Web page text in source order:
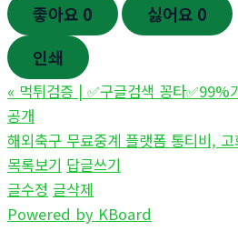
좋아요 0 싫어요 0
인쇄
« 먹튀검증 | ✅구글검색 꽁타✅99%
공개
해외축구 무료중계 플랫폼 통티비,
목록보기 답글쓰기
글수정 글삭제
Powered by KBoard